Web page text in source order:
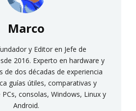
Marco
y Editor en Jefe de
2016. Experto en hardware y
de dos décadas de experiencia
guías útiles, comparativas y
consolas, Windows, Linux y
Android.